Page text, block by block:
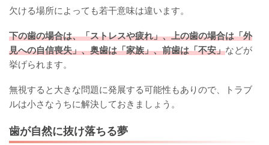
欠ける場所によっても若干意味は違います。
下の歯の場合は、「ストレスや疲れ」、上の歯の場合は「外
見への自信喪失」、奥歯は「家族」、前歯は「不安」などが
挙げられます。
無視すると大きな問題に発展する可能性もありので、トラブ
ルは小さなうちに解決しておきましょう。
歯が自然に抜け落ちる夢